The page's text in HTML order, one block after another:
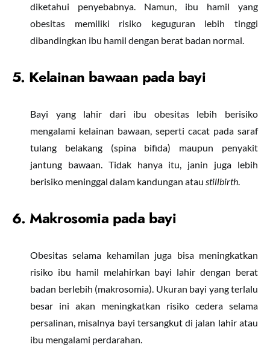
diketahui penyebabnya. Namun, ibu hamil yang
obesitas memiliki risiko keguguran lebih tinggi
dibandingkan ibu hamil dengan berat badan normal.
5. Kelainan bawaan pada bayi
Bayi yang lahir dari ibu obesitas lebih berisiko
mengalami kelainan bawaan, seperti cacat pada saraf
tulang belakang (spina bifida) maupun penyakit
jantung bawaan. Tidak hanya itu, janin juga lebih
berisiko meninggal dalam kandungan atau stillbirth.
6. Makrosomia pada bayi
Obesitas selama kehamilan juga bisa meningkatkan
risiko ibu hamil melahirkan bayi lahir dengan berat
badan berlebih (makrosomia). Ukuran bayi yang terlalu
besar ini akan meningkatkan risiko cedera selama
persalinan, misalnya bayi tersangkut di jalan lahir atau
ibu mengalami perdarahan.